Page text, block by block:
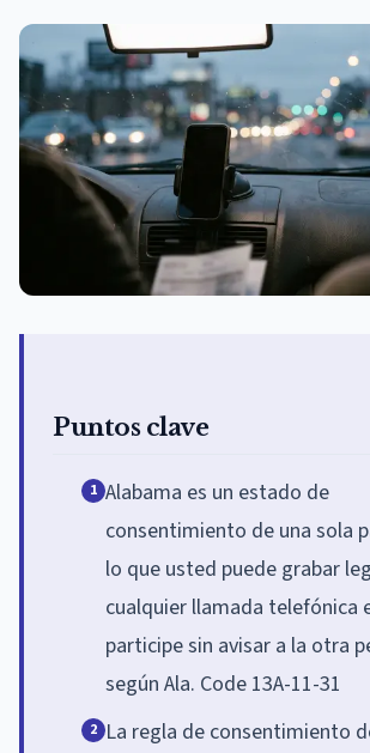
Puntos clave
1 Alabama es un estado de
consentimiento de una sola
lo que usted puede grabar
cualquier llamada telefónica
participe sin avisar a la otra
según Ala. Code 13A-11-31
2 La regla de consentimiento